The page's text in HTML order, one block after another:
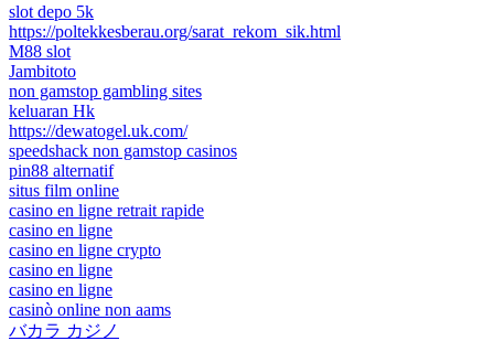
slot depo 5k
https://poltekkesberau.org/sarat_rekom_sik.html
M88 slot
Jambitoto
non gamstop gambling sites
keluaran Hk
https://dewatogel.uk.com/
speedshack non gamstop casinos
pin88 alternatif
situs film online
casino en ligne retrait rapide
casino en ligne
casino en ligne crypto
casino en ligne
casino en ligne
casinò online non aams
バカラ カジノ